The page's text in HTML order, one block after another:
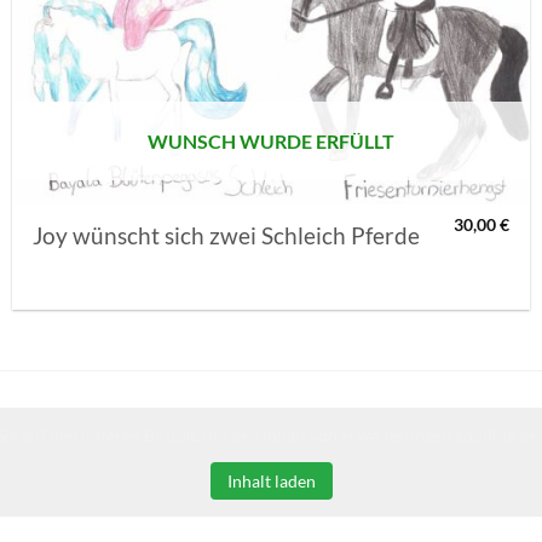
AUF MEINE
MERKLISTE
SETZEN
WUNSCH WURDE ERFÜLLT
Joy wünscht sich zwei Schleich Pferde 30,00€
Inhalt laden